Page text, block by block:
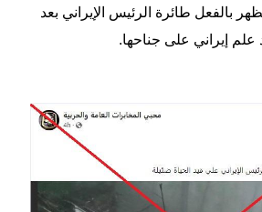
بالفعل طائرة الرئيس الإيراني بعد
علم إيراني على جناحها.